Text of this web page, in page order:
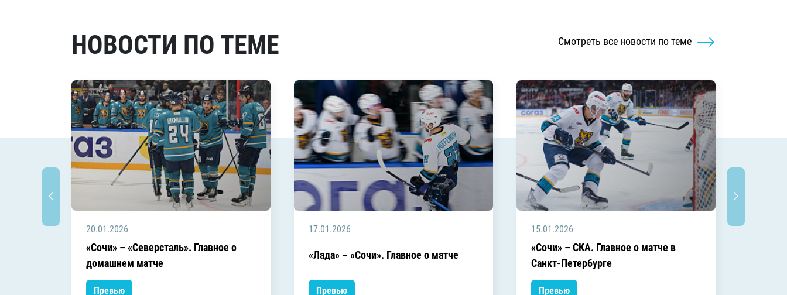
НОВОСТИ ПО ТЕМЕ Смотреть все новости по теме
20.01.2026
«Сочи» – «Северсталь». Главное о
домашнем матче
Превью
17.01.2026
«Лада» – «Сочи». Главное о матче
Превью
15.01.2026
«Сочи» – СКА. Главное о матче в
Санкт-Петербурге
Превью